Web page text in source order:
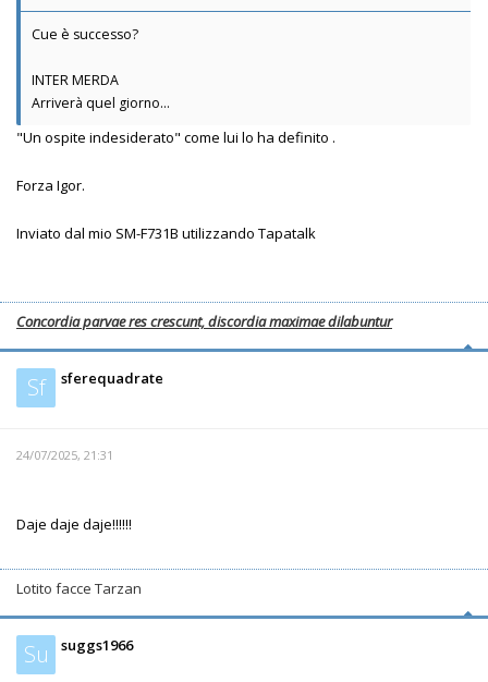
Cue è successo?
INTER MERDA
Arriverà quel giorno...
"Un ospite indesiderato" come lui lo ha definito .
Forza Igor.
Inviato dal mio SM-F731B utilizzando Tapatalk
Concordia parvae res crescunt, discordia maximae dilabuntur
Sf sferequadrate
24/07/2025, 21:31
Daje daje daje!!!!!!
Lotito facce Tarzan
Su suggs1966